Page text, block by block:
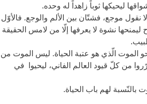
ليحيكها ثوباً زاهداً له وحده.
موجع، فشتّان بين الألم والوجع. فالأوّل
نشوة لا يعرفها إلّا من لامس الحقيقة
الموت الّذي هو عتبة الحياة. ليس الموت من
من كلّ قيود العالم الفاني، ليحيوا في
لهم باب الحياة.